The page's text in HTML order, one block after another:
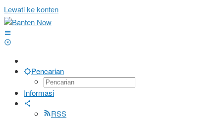
Lewati ke konten
Pencarian
Informasi
RSS